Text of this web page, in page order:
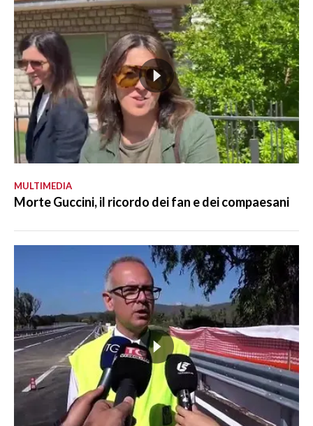
MULTIMEDIA
Morte Guccini, il ricordo dei fan e dei compaesani